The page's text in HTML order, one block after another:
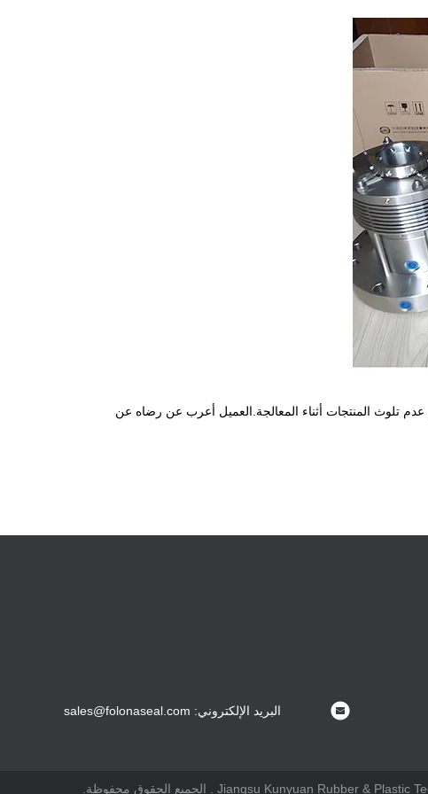
عدم تلوث المنتجات أثناء المعالجة.العميل أعرب عن رضاه عن
البريد الإلكتروني: sales@folonaseal.com